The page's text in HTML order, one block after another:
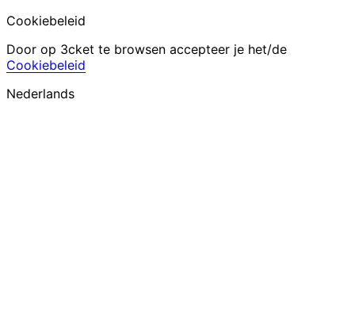
Cookiebeleid
Door op 3cket te browsen accepteer je het/de
Cookiebeleid
Nederlands